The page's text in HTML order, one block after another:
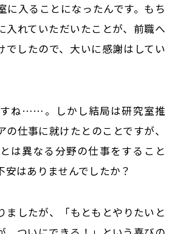
に入ることになったんです。もち
入れていただいたことが、前職へ
でしたので、大いに感謝はしてい
すね……。しかし結局は研究室推
仕事に就けたとのことですが、
は異なる分野の仕事をすること
安はありませんでしたか？
ましたが、「もともとやりたいと